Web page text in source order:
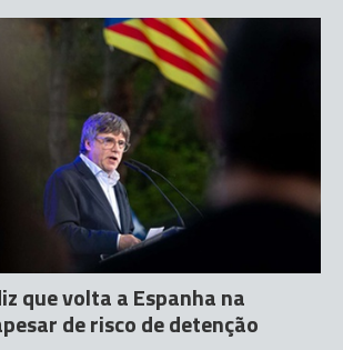
que volta a Espanha na
de risco de detenção